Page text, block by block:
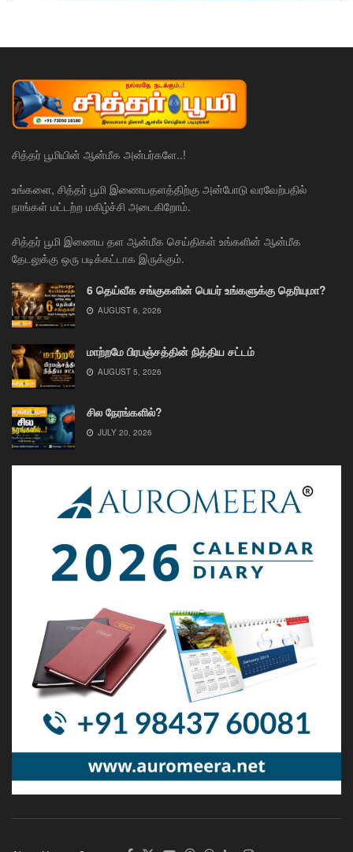
சித்தர் பூமியின் ஆன்மீக அன்பர்களே..!
உங்களை, சித்தர் பூமி இணையதளத்திற்கு அன்போடு வரவேற்பதில்
நாங்கள் மட்டற்ற மகிழ்ச்சி அடைகிறோம்.
சித்தர் பூமி இணைய தள ஆன்மீக செய்திகள் உங்களின் ஆன்மீக
தேடலுக்கு ஒரு படிக்கட்டாக இருக்கும்.
6 தெய்வீக சங்குகளின் பெயர் உங்களுக்கு தெரியுமா?
AUGUST 6, 2026
மாற்றமே பிரபஞ்சத்தின் நித்திய சட்டம்
AUGUST 5, 2026
சில நேரங்களில்?
JULY 20, 2026